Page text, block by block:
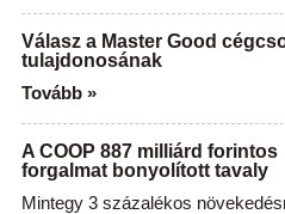
Válasz a Master Good
tulajdonosának
Tovább »
A COOP 887 milliárd forintos
forgalmat bonyolított tavaly
Mintegy 3 százalékos